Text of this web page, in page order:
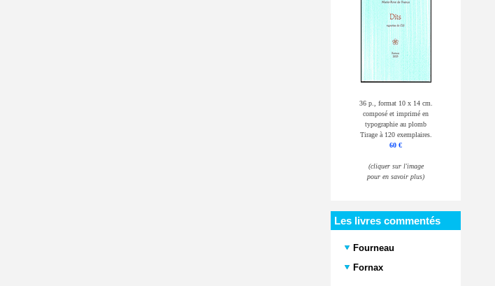
36 p., format 10 x 14 cm.
composé et imprimé en
typographie au plomb
Tirage à 120 exemplaires.
60 €
(cliquer sur l'image
pour en savoir plus)
Les livres commentés
Fourneau
Fornax